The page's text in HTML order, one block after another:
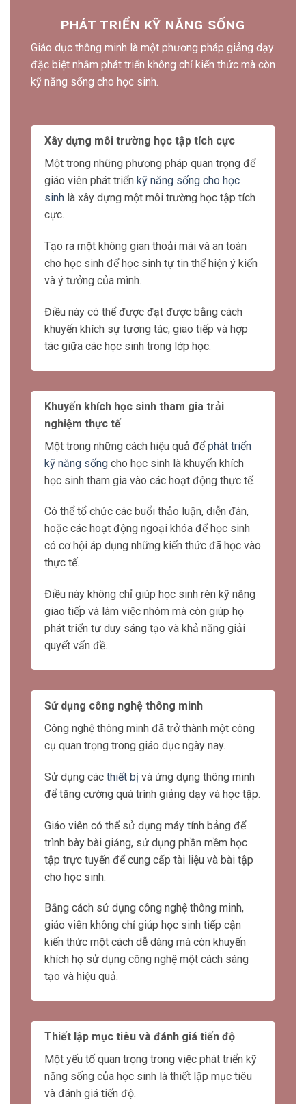
PHÁT TRIỂN KỸ NĂNG SỐNG
đặc biệt nhằm phát triển không chỉ kiến thức mà còn
kỹ năng sống cho học sinh.
Xây dựng môi trường học tập tích cực
Một trong những phương pháp quan trọng để
giáo viên phát triển kỹ năng sống cho học
sinh là xây dựng một môi trường học tập tích
cực.
Tạo ra một không gian thoải mái và an toàn
cho học sinh để học sinh tự tin thể hiện ý kiến
và ý tưởng của mình.
Điều này có thể được đạt được bằng cách
khuyến khích sự tương tác, giao tiếp và hợp
tác giữa các học sinh trong lớp học.
Khuyến khích học sinh tham gia trải
nghiệm thực tế
Một trong những cách hiệu quả để
phát triển
kỹ năng sống cho học sinh là khuyến khích
học sinh tham gia vào các hoạt động thực tế.
Có thể tổ chức các buổi thảo luận, diễn đàn,
hoặc các hoạt động ngoại khóa để học sinh
có cơ hội áp dụng những kiến thức đã học vào
thực tế.
Điều này không chỉ giúp học sinh rèn kỹ năng
giao tiếp và làm việc nhóm mà còn giúp họ
phát triển tư duy sáng tạo và khả năng giải
quyết vấn đề.
Công nghệ thông minh đã trở thành một công
Sử dụng các thiết bị
và ứng dụng thông minh
để tăng cường quá trình giảng dạy và học tập.
Giáo viên có thể sử dụng máy tính bảng để
trình bày bài giảng, sử dụng phần mềm học
tập trực tuyến để cung cấp tài liệu và bài tập
cho học sinh.
Bằng cách sử dụng công nghệ thông minh,
giáo viên không chỉ giúp học sinh tiếp cận
kiến thức một cách dễ dàng mà còn khuyến
khích họ sử dụng công nghệ một cách sáng
tạo và hiệu quả.
Thiết lập mục tiêu và đánh giá tiến độ